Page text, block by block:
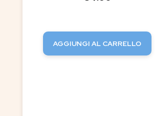
AGGIUNGI AL CARRELLO